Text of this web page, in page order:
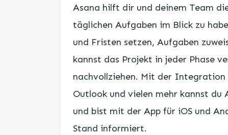
Asana hilft dir und deinem Team
täglichen Aufgaben im Blick zu
und Fristen setzen, Aufgaben
kannst das Projekt in jeder Phase
nachvollziehen. Mit der Integration
Outlook und vielen mehr kannst du
und bist mit der App für iOS und
Stand informiert.